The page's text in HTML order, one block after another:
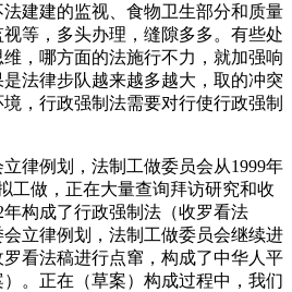
建建的监视、食物卫生部分和质量
等，多头办理，缝隙多多。有些处
，哪方面的法施行不力，就加强响
法律步队越来越多越大，取的冲突
，行政强制法需要对行使行政强制
例划，法制工做委员会从1999年
工做，正在大量查询拜访研究和收
构成了行政强制法（收罗看法
立律例划，法制工做委员会继续进
看法稿进行点窜，构成了中华人平
。正在（草案）构成过程中，我们